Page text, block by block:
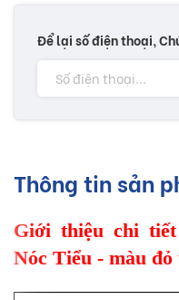
Để lại số điện thoại,
Thông tin sản
Giới thiệu chi
Nóc Tiểu - màu